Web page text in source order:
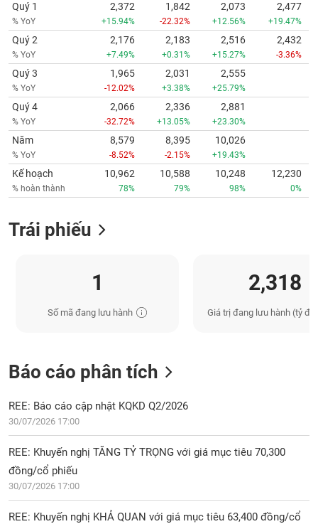
Quý 1
% YoY
2,372
+15.94%
1,842
-22.32%
2,073
+12.56%
2,477
+19.47%
Quý 2
% YoY
2,176
+7.49%
2,183
+0.31%
2,516
+15.27%
2,432
-3.36%
Quý 3
% YoY
1,965
-12.02%
2,031
+3.38%
2,555
+25.79%
Quý 4
% YoY
2,066
-32.72%
2,336
+13.05%
2,881
+23.30%
Năm
% YoY
8,579
-8.52%
8,395
-2.15%
10,026
+19.43%
Kế hoạch
% hoàn thành
10,962
78%
10,588
79%
10,248
98%
12,230
0%
Trái phiếu
1
Số mã đang lưu hành
2,318
Giá trị đang lưu hành (tỷ
Báo cáo phân tích
REE: Báo cáo cập nhật KQKD Q2/2026
30/07/2026 17:00
REE: Khuyến nghị TĂNG TỶ TRỌNG với giá mục tiêu 70,300
đồng/cổ phiếu
30/07/2026 17:00
REE: Khuyến nghị KHẢ QUAN với giá mục tiêu 63,400 đồng/cổ